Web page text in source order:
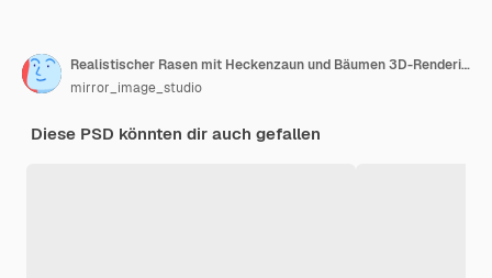
Realistischer Rasen mit Heckenzaun und Bäumen 3D-Rendering von isolierten Objekten
mirror_image_studio
Diese PSD könnten dir auch gefallen